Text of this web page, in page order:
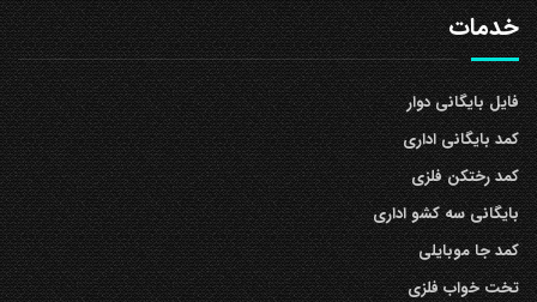
خدمات
فایل بایگانی دوار
کمد بایگانی اداری
کمد رختکن فلزی
بایگانی سه کشو اداری
کمد جا موبایلی
تخت خواب فلزی